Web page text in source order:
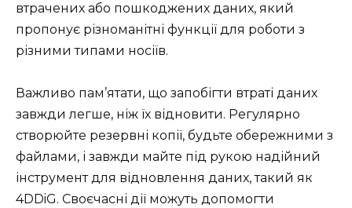
втрачених або пошкоджених даних, який
пропонує різноманітні функції для роботи з
різними типами носіїв.
Важливо пам’ятати, що запобігти втраті даних
завжди легше, ніж їх відновити. Регулярно
створюйте резервні копії, будьте обережними з
файлами, і завжди майте під рукою надійний
інструмент для відновлення даних, такий як
4DDiG. Своєчасні дії можуть допомогти